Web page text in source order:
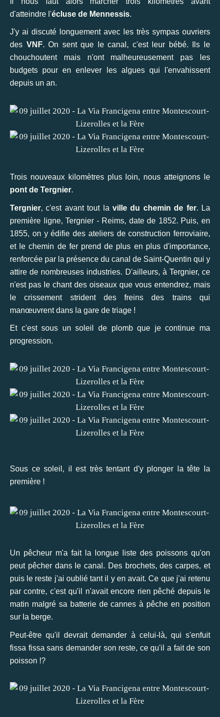
d'atteindre l'écluse de Mennessis.
J'y ai discuté longuement avec les très sympas ouvriers
des VNF. On sent que le canal, c'est leur bébé. Ils le
chouchoutent mais n'ont malheureusement pas les
budgets pour en enlever les algues qui l'envahissent
depuis un an.
Trois nouveaux kilomètres plus loin, nous atteignons le
pont de Tergnier.
Tergnier, c'est avant tout la ville du chemin de fer. La
première ligne, Tergnier - Reims, date de 1852. Puis, en
1855, on y édifie des ateliers de construction ferroviaire,
et le chemin de fer prend de plus en plus d'importance,
renforcée par la présence du canal de Saint-Quentin qui y
attire de nombreuses industries. D'ailleurs, à Tergnier, ce
n'est pas le chant des oiseaux que vous entendrez, mais
le crissement strident des freins des trains qui
manœuvrent dans la gare de triage !
Et c'est sous un soleil de plomb que je continue ma
progression.
Sous ce soleil, il est très tentant d'y plonger la tête la
première !
Un pêcheur m'a fait la longue liste des poissons qu'on
peut pêcher dans le canal. Des brochets, des carpes, et
puis le reste j'ai oublié tant il y en avait. Ce que j'ai retenu
par contre, c'est qu'il n'avait encore rien pêché depuis le
matin malgré sa batterie de cannes à pêche en position
sur la berge.
Peut-être qu'il devrait demander à celui-là, qui s'enfuit
fissa fissa sans demander son reste, ce qu'il a fait de son
poisson !?